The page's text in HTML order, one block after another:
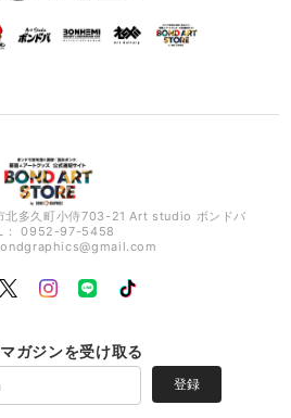
多久町小侍703-21 Art studio ボンドバ
： 0952-97-5458
ガジンを受け取る
登録